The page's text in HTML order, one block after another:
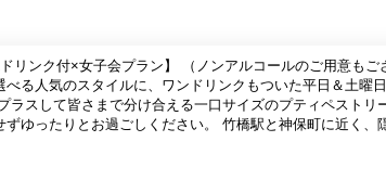
リンク付×女子会プラン】 （ノンアルコールのご用意も
る人気のスタイルに、ワンドリンクもついた平日＆土曜
ラスして皆さまで分け合える一口サイズのプティペストリ
ださい。 竹橋駅と神保町に近く、隠れ家のような雰囲気